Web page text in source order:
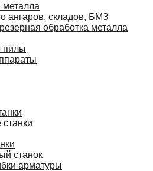
металла
ангаров, складов, БМЗ
обработка металла
пилы
станок
арматуры